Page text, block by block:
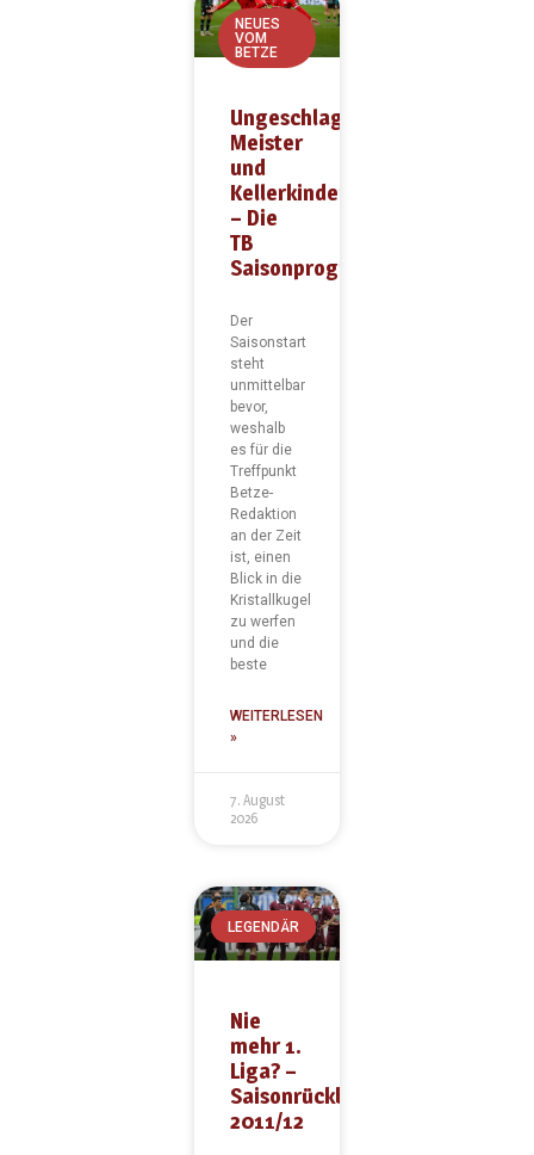
NEUES
VOM
BETZE
Ungeschlagene
Meister
und
Kellerkinder
– Die
TB
Saisonprognose
Der
Saisonstart
steht
unmittelbar
bevor,
weshalb
es für die
Treffpunkt
Betze-
Redaktion
an der Zeit
ist, einen
Blick in die
Kristallkugel
zu werfen
und die
beste
WEITERLESEN
»
7. August
2026
LEGENDÄR
Nie
mehr 1.
Liga? –
Saisonrückblick
2011/12